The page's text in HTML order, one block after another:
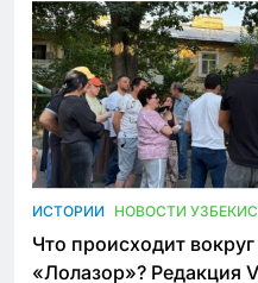
ИСТОРИИ НОВОСТИ
Что происходит
«Лолазор»? Редакция